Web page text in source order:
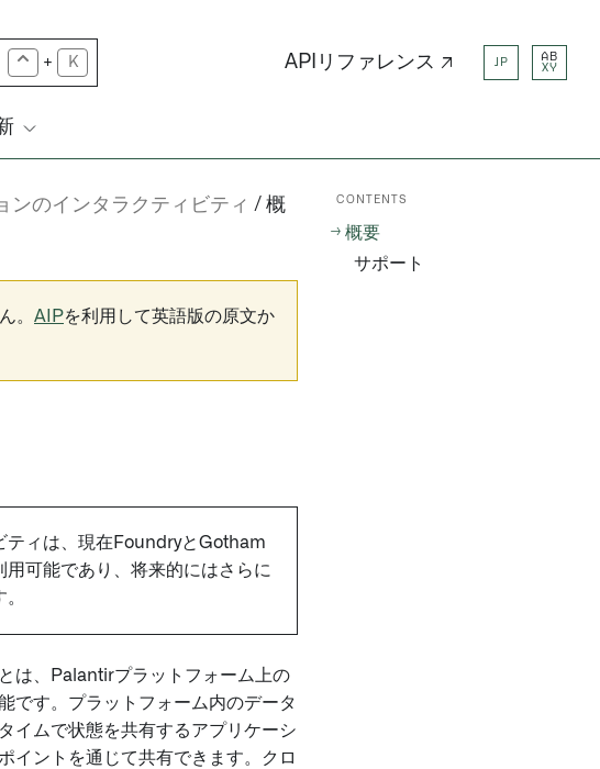
+ K APIリファレンス ↗ JP
AB
XY
ンのインタラクティビティ
概
。 AIPを利用して英語版の原文か
ティは、現在FoundryとGotham
可能であり、将来的にはさらに
は、Palantirプラットフォーム上の
です。プラットフォーム内のデータ
イムで状態を共有するアプリケーシ
イントを通じて共有できます。クロ
CONTENTS
概要
サポート